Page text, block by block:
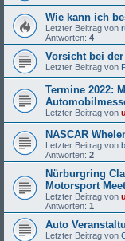
Wie kann ich
Letzter Beitrag von
Antworten: 4
Vorsicht bei
Letzter Beitrag von
Termine 2022:
Letzter Beitrag von
NASCAR
Letzter Beitrag von
Antworten: 2
Nürburgring
Motorsport
Letzter Beitrag von
Antworten: 1
Auto
Letzter Beitrag von